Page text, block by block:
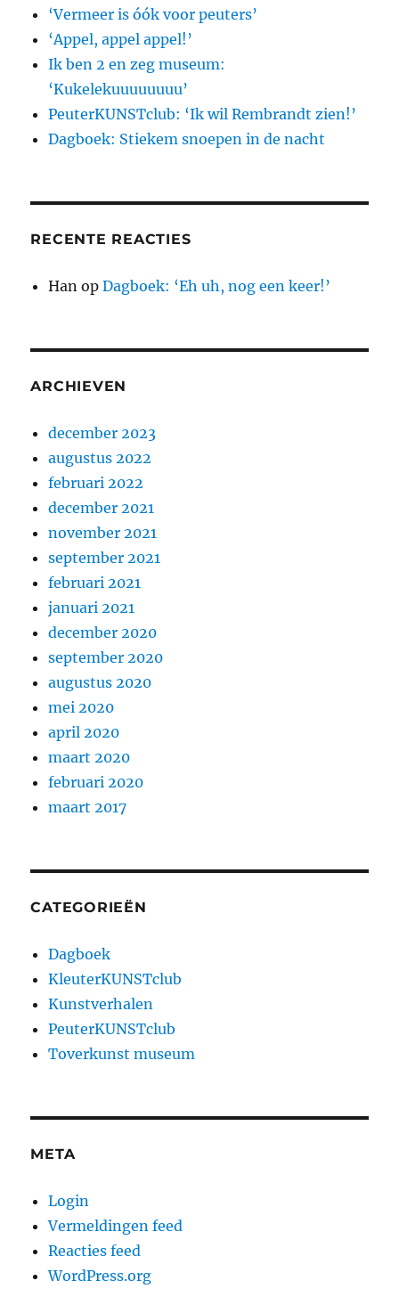
‘Vermeer is óók voor peuters’
‘Appel, appel appel!’
Ik ben 2 en zeg museum:
‘Kukelekuuuuuuuu’
PeuterKUNSTclub: ‘Ik wil Rembrandt zien!’
Dagboek: Stiekem snoepen in de nacht
RECENTE REACTIES
Han opDagboek: ‘Eh uh, nog een keer!’
ARCHIEVEN
december 2023
augustus 2022
februari 2022
december 2021
november 2021
september 2021
februari 2021
januari 2021
december 2020
september 2020
augustus 2020
mei 2020
april 2020
maart 2020
februari 2020
maart 2017
CATEGORIEËN
Dagboek
KleuterKUNSTclub
Kunstverhalen
PeuterKUNSTclub
Toverkunst museum
META
Login
Vermeldingen feed
Reacties feed
WordPress.org